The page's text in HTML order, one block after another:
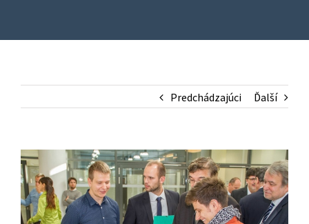
Predchádzajúci Ďalší